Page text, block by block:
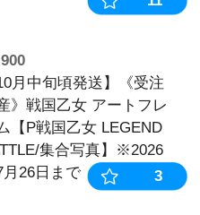
【10月中旬頃
生産》戦国乙
ーム【P戦国
※2026年7月